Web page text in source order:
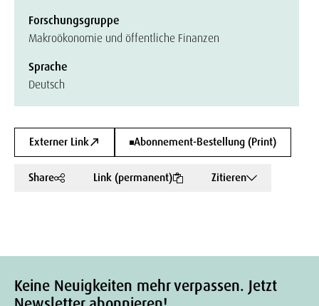
Forschungsgruppe
Makroökonomie und öffentliche Finanzen
Sprache
Deutsch
Externer Link Abonnement-Bestellung (Print)
Share Link (permanent) Zitieren
Keine Neuigkeiten mehr verpassen. Jetzt